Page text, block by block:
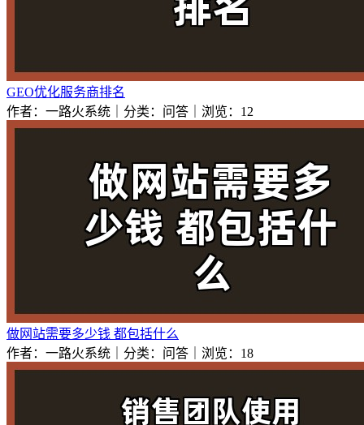
GEO优化服务商排名
作者：一路火系统｜分类：问答｜浏览：12
做网站需要多少钱 都包括什么
作者：一路火系统｜分类：问答｜浏览：18